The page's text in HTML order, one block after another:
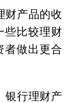
财产品的收
些比较理财
者做出更合
银行理财产